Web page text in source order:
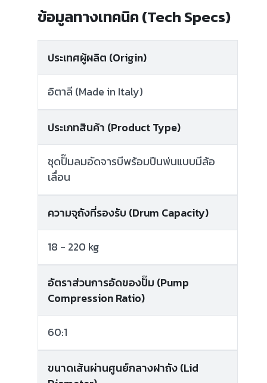
ข้อมูลทางเทคนิค (Tech Specs)
ประเทศผู้ผลิต (Origin)
อิตาลี (Made in Italy)
ประเภทสินค้า (Product Type)
ชุดปั๊มลมอัดจารบีพร้อมปืนพ่นแบบมีล้อ
เลื่อน
ความจุถังที่รองรับ (Drum Capacity)
18 - 220 kg
อัตราส่วนการอัดของปั๊ม (Pump
Compression Ratio)
60:1
ขนาดเส้นผ่านศูนย์กลางฝาถัง (Lid